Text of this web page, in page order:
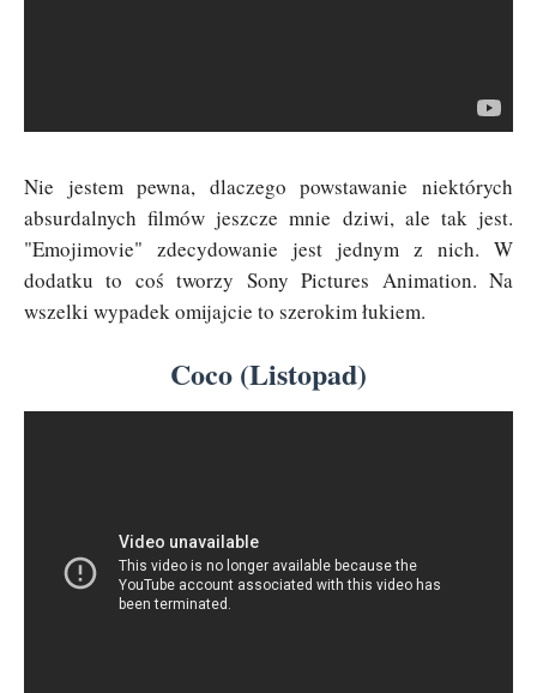
Nie jestem pewna, dlaczego powstawanie niektórych
absurdalnych filmów jeszcze mnie dziwi, ale tak jest.
"Emojimovie" zdecydowanie jest jednym z nich. W
dodatku to coś tworzy Sony Pictures Animation. Na
wszelki wypadek omijajcie to szerokim łukiem.
Coco (Listopad)